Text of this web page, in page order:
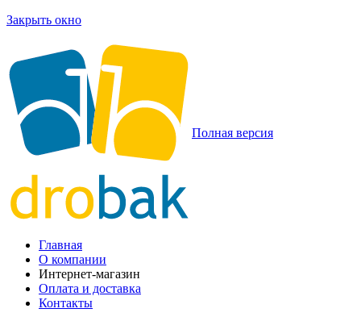
Закрыть окно
Полная версия
Главная
О компании
Интернет-магазин
Оплата и доставка
Контакты